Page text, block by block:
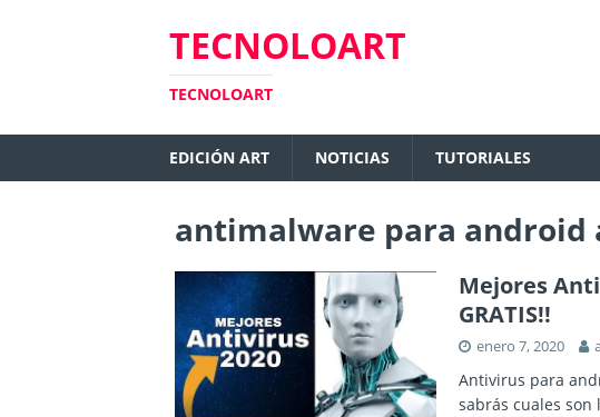
TECNOLOART
TECNOLOART
EDICIÓN ART NOTICIAS TUTORIALES
antimalware para android
Mejores
GRATIS!!
enero 7, 2020
Antivirus para
sabrás cuales